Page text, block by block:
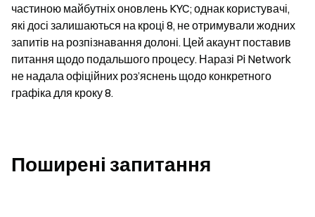
частиною майбутніх оновлень KYC; однак користувачі,
які досі залишаються на кроці 8, не отримували жодних
запитів на розпізнавання долоні. Цей акаунт поставив
питання щодо подальшого процесу. Наразі Pi Network
не надала офіційних роз’яснень щодо конкретного
графіка для кроку 8.
Поширені запитання